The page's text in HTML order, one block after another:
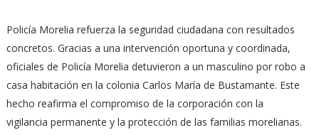
Policía Morelia refuerza la seguridad ciudadana con resultados
concretos. Gracias a una intervención oportuna y coordinada,
oficiales de Policía Morelia detuvieron a un masculino por robo a
casa habitación en la colonia Carlos María de Bustamante. Este
hecho reafirma el compromiso de la corporación con la
vigilancia permanente y la protección de las familias morelianas.